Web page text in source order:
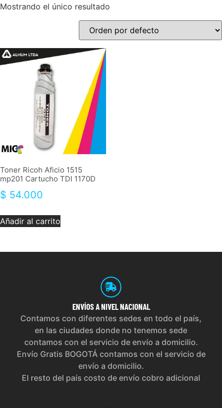
Mostrando el único resultado
Toner Ricoh Aficio 1515
mp201 Cartucho TDI 1170D
$ 54.000
Añadir al carrito
ENVÍOS A NIVEL NACIONAL
Contamos con diferentes sedes en todo el país,
en las ciudades donde no tenemos sede
contamos con el servicio de envío a domicilio.
Envío Gratis BOGOTÁ contamos con el servicio de
envío a domicilio.
El resto del país costo de envío cobro adicional